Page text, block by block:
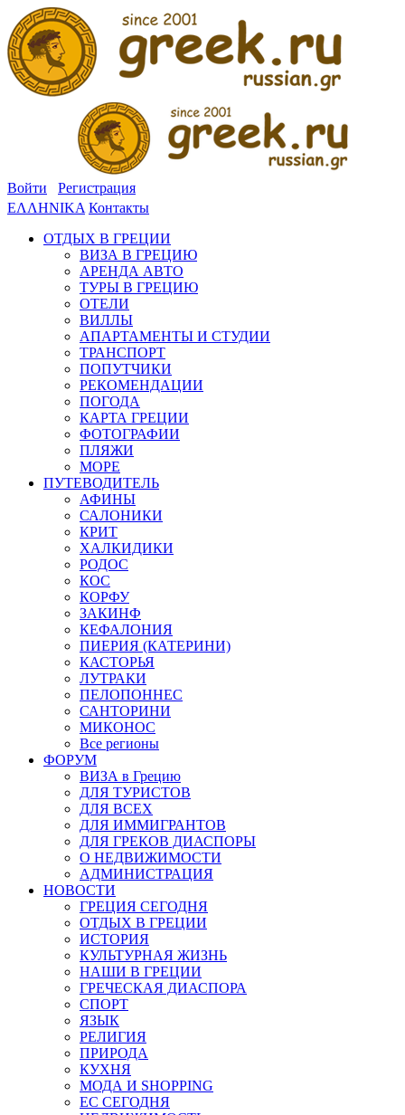
Войти
Регистрация
ΕΛΛΗΝΙΚΑ Контакты
ОТДЫХ В ГРЕЦИИ
ВИЗА В ГРЕЦИЮ
АРЕНДА АВТО
ТУРЫ В ГРЕЦИЮ
ОТЕЛИ
ВИЛЛЫ
АПАРТАМЕНТЫ И СТУДИИ
ТРАНСПОРТ
ПОПУТЧИКИ
РЕКОМЕНДАЦИИ
ПОГОДА
КАРТА ГРЕЦИИ
ФОТОГРАФИИ
ПЛЯЖИ
МОРЕ
ПУТЕВОДИТЕЛЬ
АФИНЫ
САЛОНИКИ
КРИТ
ХАЛКИДИКИ
РОДОС
КОС
КОРФУ
ЗАКИНФ
КЕФАЛОНИЯ
ПИЕРИЯ (КАТЕРИНИ)
КАСТОРЬЯ
ЛУТРАКИ
ПЕЛОПОННЕС
САНТОРИНИ
МИКОНОС
Все регионы
ФОРУМ
ВИЗА в Грецию
ДЛЯ ТУРИСТОВ
ДЛЯ ВСЕХ
ДЛЯ ИММИГРАНТОВ
ДЛЯ ГРЕКОВ ДИАСПОРЫ
О НЕДВИЖИМОСТИ
АДМИНИСТРАЦИЯ
НОВОСТИ
ГРЕЦИЯ СЕГОДНЯ
ОТДЫХ В ГРЕЦИИ
ИСТОРИЯ
КУЛЬТУРНАЯ ЖИЗНЬ
НАШИ В ГРЕЦИИ
ГРЕЧЕСКАЯ ДИАСПОРА
СПОРТ
ЯЗЫК
РЕЛИГИЯ
ПРИРОДА
КУХНЯ
МОДА И SHOPPING
ЕС СЕГОДНЯ